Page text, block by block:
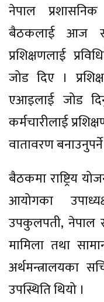
नेपाल प्रशासनिक
बैठकलाई आज
प्रशिक्षणलाई
जोड दिए ।
एआइलाई जोड
कर्मचारीलाई
वातावरण बनाउनुपर्ने
बैठकमा राष्ट्रिय
आयोगका
उपकुलपती, नेपाल
मामिला तथा
अर्थमन्त्रालयका
उपस्थिति थियो ।